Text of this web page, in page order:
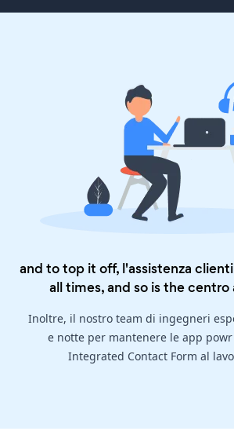
and to top it off, l'assistenza
all times, and so is thecentro
Inoltre, il nostro team di ingegneri
e notte per mantenere le app powr
Integrated Contact Form al